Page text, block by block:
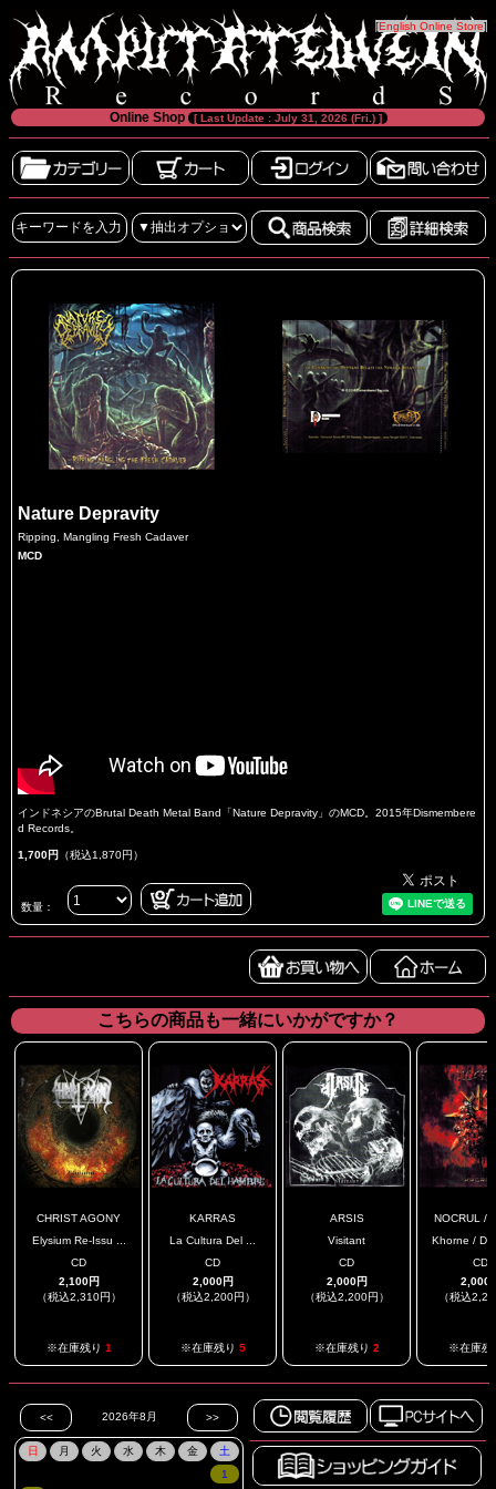
[English Online Store]
Online Shop [ Last Update : July 31, 2026 (Fri.) ]
Nature Depravity
Ripping, Mangling Fresh Cadaver
MCD
インドネシアのBrutal Death Metal Band「Nature Depravity」のMCD。2015年Dismembere
d Records。
1,700円 （税込1,870円）
数量：
こちらの商品も一緒にいかがですか？
CHRIST AGONY
Elysium Re-Issu ...
CD
2,100円
（税込2,310円）
※在庫残り 1
KARRAS
La Cultura Del ...
CD
2,000円
（税込2,200円）
※在庫残り 5
ARSIS
Visitant
CD
2,000円
（税込2,200円）
※在庫残り 2
NOCRUL /
Khorne /
CD
2,000
（税込
※在庫残